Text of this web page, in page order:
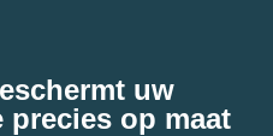
uw
op maat